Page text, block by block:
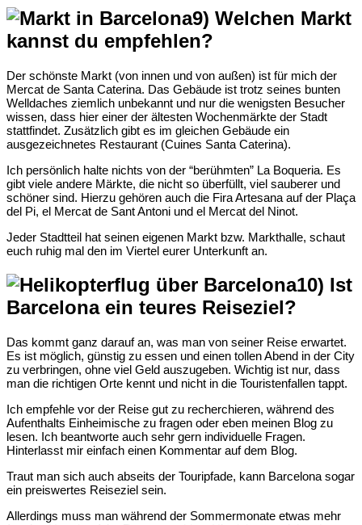
9) Welchen Markt
kannst du empfehlen?
Der schönste Markt (von innen und von außen) ist für mich der
Mercat de Santa Caterina. Das Gebäude ist trotz seines bunten
Welldaches ziemlich unbekannt und nur die wenigsten Besucher
wissen, dass hier einer der ältesten Wochenmärkte der Stadt
stattfindet. Zusätzlich gibt es im gleichen Gebäude ein
ausgezeichnetes Restaurant (Cuines Santa Caterina).
Ich persönlich halte nichts von der “berühmten” La Boqueria. Es
gibt viele andere Märkte, die nicht so überfüllt, viel sauberer und
schöner sind. Hierzu gehören auch die Fira Artesana auf der Plaça
del Pi, el Mercat de Sant Antoni und el Mercat del Ninot.
Jeder Stadtteil hat seinen eigenen Markt bzw. Markthalle, schaut
euch ruhig mal den im Viertel eurer Unterkunft an.
10) Ist
Barcelona ein teures Reiseziel?
Das kommt ganz darauf an, was man von seiner Reise erwartet.
Es ist möglich, günstig zu essen und einen tollen Abend in der City
zu verbringen, ohne viel Geld auszugeben. Wichtig ist nur, dass
man die richtigen Orte kennt und nicht in die Touristenfallen tappt.
Ich empfehle vor der Reise gut zu recherchieren, während des
Aufenthalts Einheimische zu fragen oder eben meinen Blog zu
lesen. Ich beantworte auch sehr gern individuelle Fragen.
Hinterlasst mir einfach einen Kommentar auf dem Blog.
Traut man sich auch abseits der Touripfade, kann Barcelona sogar
ein preiswertes Reiseziel sein.
Allerdings muss man während der Sommermonate etwas mehr